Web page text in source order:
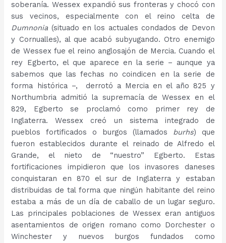
soberanía. Wessex expandió sus fronteras y chocó con
sus vecinos, especialmente con el reino celta de
Dumnonia (situado en los actuales condados de Devon
y Cornualles), al que acabó subyugando. Otro enemigo
de Wessex fue el reino anglosajón de Mercia. Cuando el
rey Egberto, el que aparece en la serie – aunque ya
sabemos que las fechas no coindicen en la serie de
forma histórica –, derrotó a Mercia en el año 825 y
Northumbria admitió la supremacía de Wessex en el
829, Egberto se proclamó como primer rey de
Inglaterra. Wessex creó un sistema integrado de
pueblos fortificados o burgos (llamados burhs) que
fueron establecidos durante el reinado de Alfredo el
Grande, el nieto de “nuestro” Egberto. Estas
fortificaciones impidieron que los invasores daneses
conquistaran en 870 el sur de Inglaterra y estaban
distribuidas de tal forma que ningún habitante del reino
estaba a más de un día de caballo de un lugar seguro.
Las principales poblaciones de Wessex eran antiguos
asentamientos de origen romano como Dorchester o
Winchester y nuevos burgos fundados como